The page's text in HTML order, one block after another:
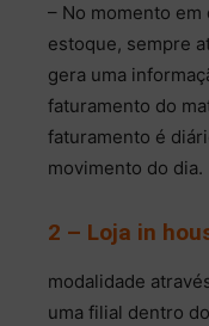
– No momento
estoque, sempre
gera uma
faturamento do
faturamento é
movimento do dia.
2 – Loja in
modalidade
uma filial dentro